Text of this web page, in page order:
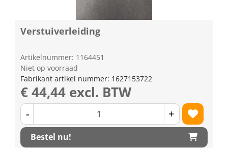
Verstuiverleiding
Artikelnummer: 1164451
Niet op voorraad
Fabrikant artikel nummer: 1627153722
€ 44,44 excl. BTW
- +
Bestel nu!